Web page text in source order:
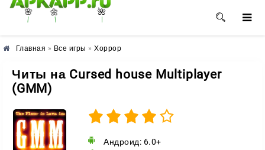
🌸 🌼 🌺
Главная » Все игры » Хоррор
Читы на Cursed house Multiplayer
(GMM)
Андроид: 6.0+